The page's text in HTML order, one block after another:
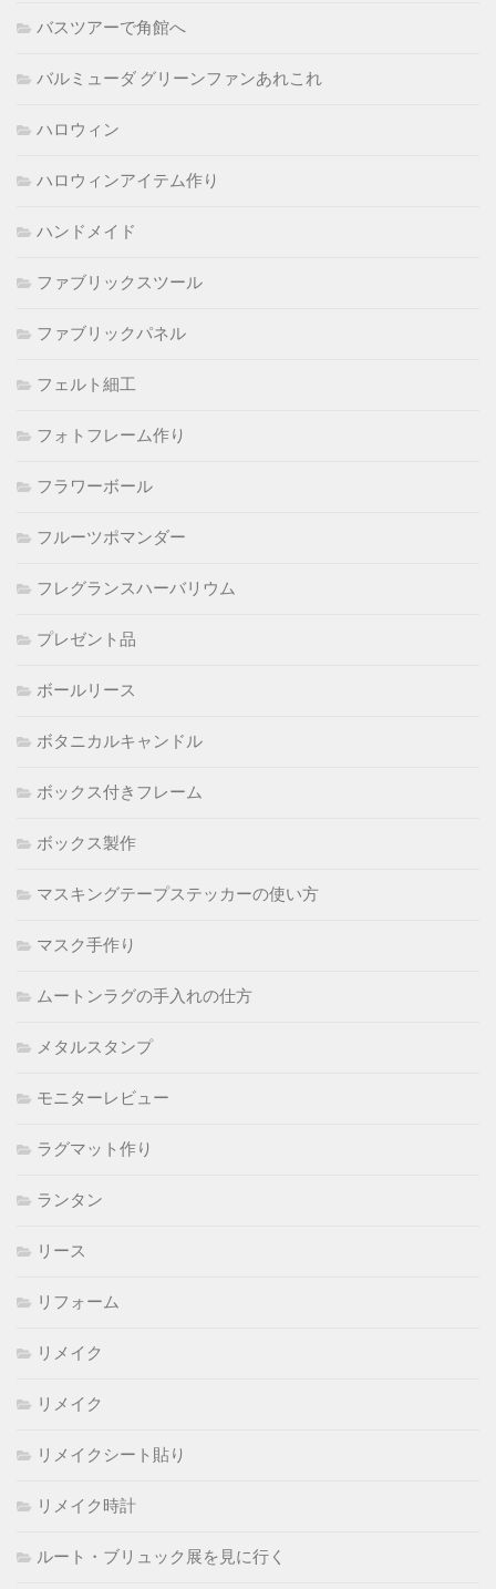
バスツアーで角館へ
バルミューダ グリーンファンあれこれ
ハロウィン
ハロウィンアイテム作り
ハンドメイド
ファブリックスツール
ファブリックパネル
フェルト細工
フォトフレーム作り
フラワーボール
フルーツポマンダー
フレグランスハーバリウム
プレゼント品
ボールリース
ボタニカルキャンドル
ボックス付きフレーム
ボックス製作
マスキングテープステッカーの使い方
マスク手作り
ムートンラグの手入れの仕方
メタルスタンプ
モニターレビュー
ラグマット作り
ランタン
リース
リフォーム
リメイク
リメイク
リメイクシート貼り
リメイク時計
ルート・ブリュック展を見に行く